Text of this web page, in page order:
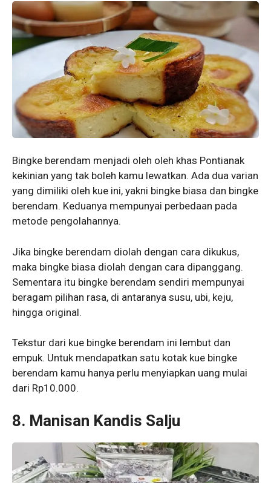
Bingke berendam menjadi oleh oleh khas Pontianak
kekinian yang tak boleh kamu lewatkan. Ada dua varian
yang dimiliki oleh kue ini, yakni bingke biasa dan bingke
berendam. Keduanya mempunyai perbedaan pada
metode pengolahannya.
Jika bingke berendam diolah dengan cara dikukus,
maka bingke biasa diolah dengan cara dipanggang.
Sementara itu bingke berendam sendiri mempunyai
beragam pilihan rasa, di antaranya susu, ubi, keju,
hingga original.
Tekstur dari kue bingke berendam ini lembut dan
empuk. Untuk mendapatkan satu kotak kue bingke
berendam kamu hanya perlu menyiapkan uang mulai
dari Rp10.000.
8. Manisan Kandis Salju